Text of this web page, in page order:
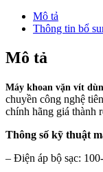
Mô tả
Thông tin bổ
Mô tả
Máy khoan vặn vít
chuyền công nghệ
chính hãng giá thành
Thông số kỹ thuật m
– Điện áp bộ sạc: